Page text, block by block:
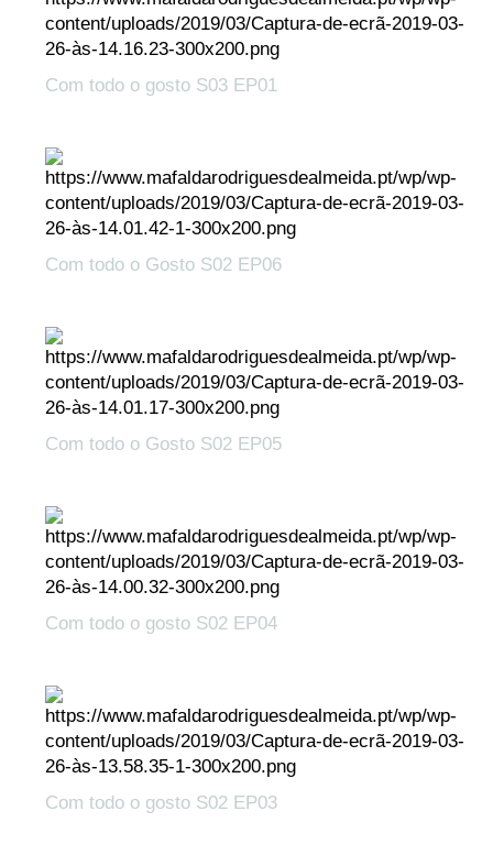
Com todo o gosto S03 EP01
Com todo o Gosto S02 EP06
Com todo o Gosto S02 EP05
Com todo o gosto S02 EP04
Com todo o gosto S02 EP03